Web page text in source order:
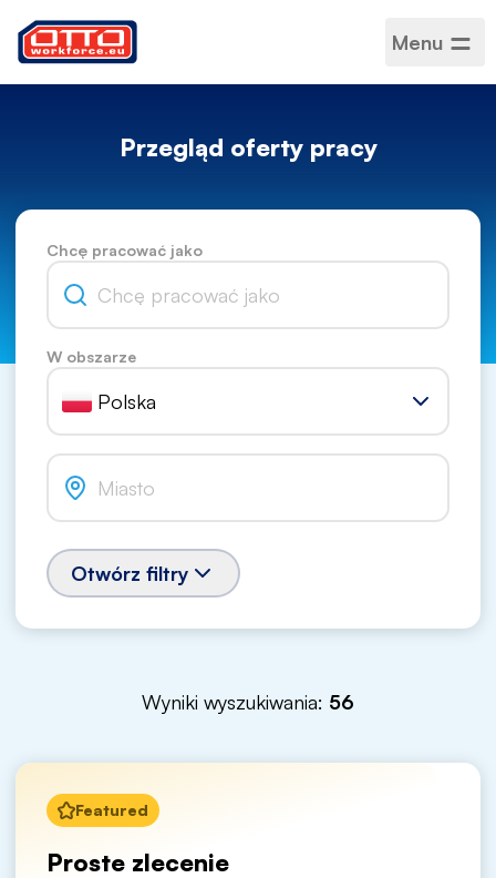
Menu
Przegląd oferty pracy
Chcę pracować jako
W obszarze
Polska
Otwórz filtry
Wyniki wyszukiwania: 56
Featured
Proste zlecenie